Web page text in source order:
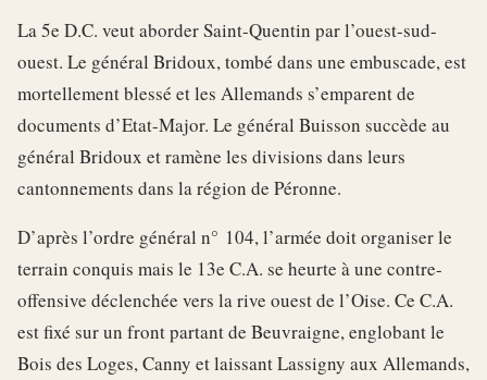
La 5e D.C. veut aborder Saint-Quentin par l’ouest-sud-
ouest. Le général Bridoux, tombé dans une embuscade, est
mortellement blessé et les Allemands s’emparent de
documents d’Etat-Major. Le général Buisson succède au
général Bridoux et ramène les divisions dans leurs
cantonnements dans la région de Péronne.
D’après l’ordre général n° 104, l’armée doit organiser le
terrain conquis mais le 13e C.A. se heurte à une contre-
offensive déclenchée vers la rive ouest de l’Oise. Ce C.A.
est fixé sur un front partant de Beuvraigne, englobant le
Bois des Loges, Canny et laissant Lassigny aux Allemands,